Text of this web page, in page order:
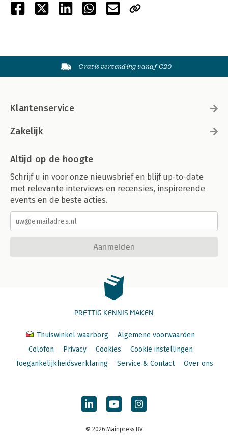
Gratis verzending vanaf €20
Klantenservice
Zakelijk
Altijd op de hoogte
Schrijf u in voor onze nieuwsbrief en blijf up-to-date
met relevante interviews en recensies, inspirerende
events en de beste acties.
Aanmelden
PRETTIG KENNIS MAKEN
Thuiswinkel waarborg
Algemene voorwaarden
Colofon
Privacy Cookies
Cookie instellingen
Toegankelijkheidsverklaring
Service & Contact Over ons
© 2026 Mainpress BV